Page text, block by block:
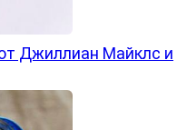
Джиллиан Майклс и